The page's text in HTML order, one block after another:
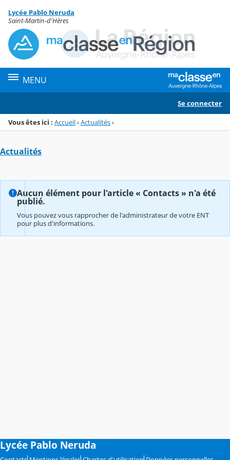
Menu de la rubrique
Contenu
Lycée Pablo Neruda
Saint-Martin-d'Hères
MENU
Se connecter
Vous êtes ici : Accueil›Actualités›
Actualités
Aucun élément pour l'article « Contacts » n'a été
publié.
Vous pouvez vous rapprocher de l'administrateur de votre ENT
pour plus d'informations.
Lycée Pablo Neruda